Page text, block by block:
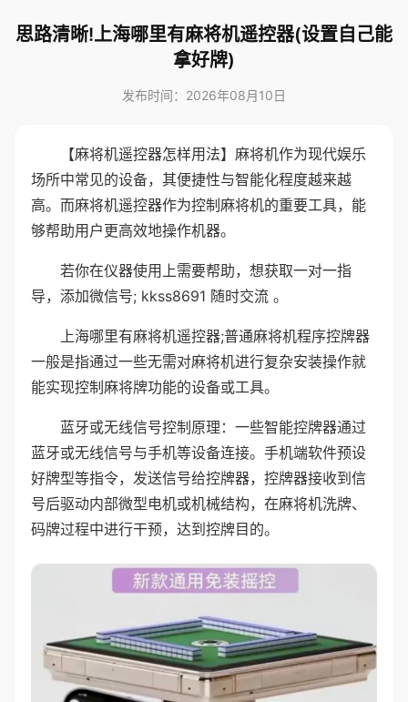
思路清晰!上海哪里有麻将机遥控器(设置自己能
拿好牌)
发布时间：2026年08月10日
【麻将机遥控器怎样用法】麻将机作为现代娱乐
场所中常见的设备，其便捷性与智能化程度越来越
高。而麻将机遥控器作为控制麻将机的重要工具，能
够帮助用户更高效地操作机器。
若你在仪器使用上需要帮助，想获取一对一指
导，添加微信号; kkss8691 随时交流 。
上海哪里有麻将机遥控器;普通麻将机程序控牌器
一般是指通过一些无需对麻将机进行复杂安装操作就
能实现控制麻将牌功能的设备或工具。
蓝牙或无线信号控制原理：一些智能控牌器通过
蓝牙或无线信号与手机等设备连接。手机端软件预设
好牌型等指令，发送信号给控牌器，控牌器接收到信
号后驱动内部微型电机或机械结构，在麻将机洗牌、
码牌过程中进行干预，达到控牌目的。